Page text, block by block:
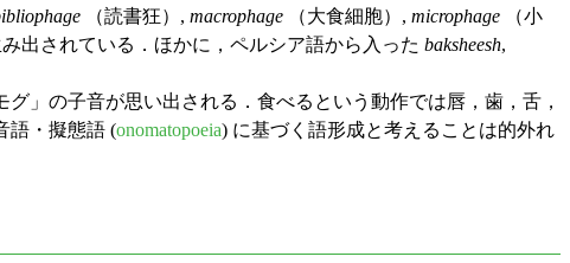
（読書狂）, macrophage （大食細胞）, microphage （小
出されている．ほかに，ペルシア語から入った baksheesh,
」の子音が思い出される．食べるという動作では唇，歯，舌，
語・擬態語 (onomatopoeia) に基づく語形成と考えることは的外れ